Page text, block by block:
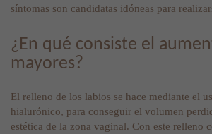
síntomas son candidatas idóneas para
¿En qué consiste el
mayores?
El relleno de los labios se hace mediante el
hialurónico, para conseguir el volumen
estética de la zona vaginal. Con este relleno